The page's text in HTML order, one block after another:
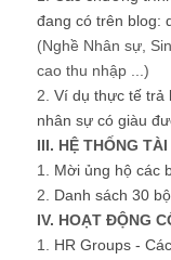
đang có trên blog:
(Nghề Nhân sự,
cao thu nhập ...)
2. Ví dụ thực tế trả
nhân sự có giàu
III. HỆ THỐNG
1. Mời ủng hộ các
2. Danh sách 30
IV. HOẠT ĐỘNG
1. HR Groups -